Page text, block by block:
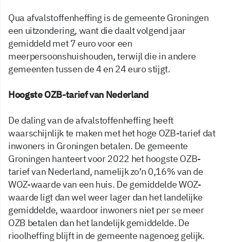
Qua afvalstoffenheffing is de gemeente Groningen
een uitzondering, want die daalt volgend jaar
gemiddeld met 7 euro voor een
meerpersoonshuishouden, terwijl die in andere
gemeenten tussen de 4 en 24 euro stijgt.
Hoogste OZB-tarief van Nederland
De daling van de afvalstoffenheffing heeft
waarschijnlijk te maken met het hoge OZB-tarief dat
inwoners in Groningen betalen. De gemeente
Groningen hanteert voor 2022 het hoogste OZB-
tarief van Nederland, namelijk zo’n 0,16% van de
WOZ-waarde van een huis. De gemiddelde WOZ-
waarde ligt dan wel weer lager dan het landelijke
gemiddelde, waardoor inwoners niet per se meer
OZB betalen dan het landelijk gemiddelde. De
rioolheffing blijft in de gemeente nagenoeg gelijk.